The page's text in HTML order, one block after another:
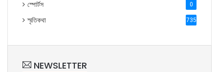
স্পোর্টস 0
স্মৃতিকথা 735
NEWSLETTER